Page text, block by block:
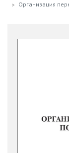
Организация